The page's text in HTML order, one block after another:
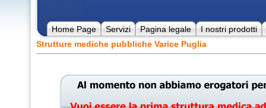
Home Page Servizi Pagina legale
I nostri prodotti
Strutture mediche pubbliche Varice Puglia